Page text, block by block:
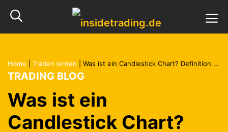
Inhalt
springen
Home Traden lernen Was ist ein Candlestick Chart? Definition und Erklärung
TRADING BLOG
Was ist ein
Candlestick Chart?